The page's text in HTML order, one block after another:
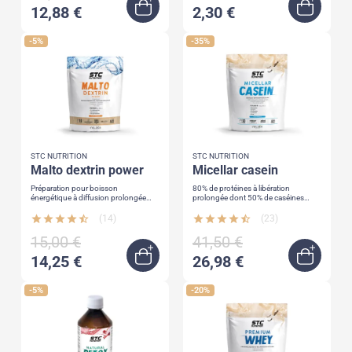
12,88 €
Quick view
2,30 €
-5%
malto dextrin power
STC NUTRITION
Préparation pour boisson
énergétique à diffusion prolongée
star star star star star_half (14)
15,00 €
14,25 €
Ajouter au panier
-35%
micellar casein
STC NUTRITION
80% de protéines à libération
prolongée dont 50% de caséines
colorant, sans gluten
star star star star star_half (23)
41,50 €
26,98 €
Quick
-5% -20%